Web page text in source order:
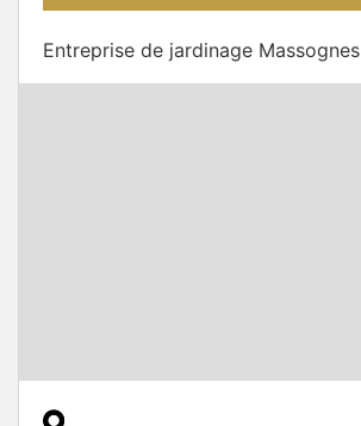
Entreprise de jardinage Massognes